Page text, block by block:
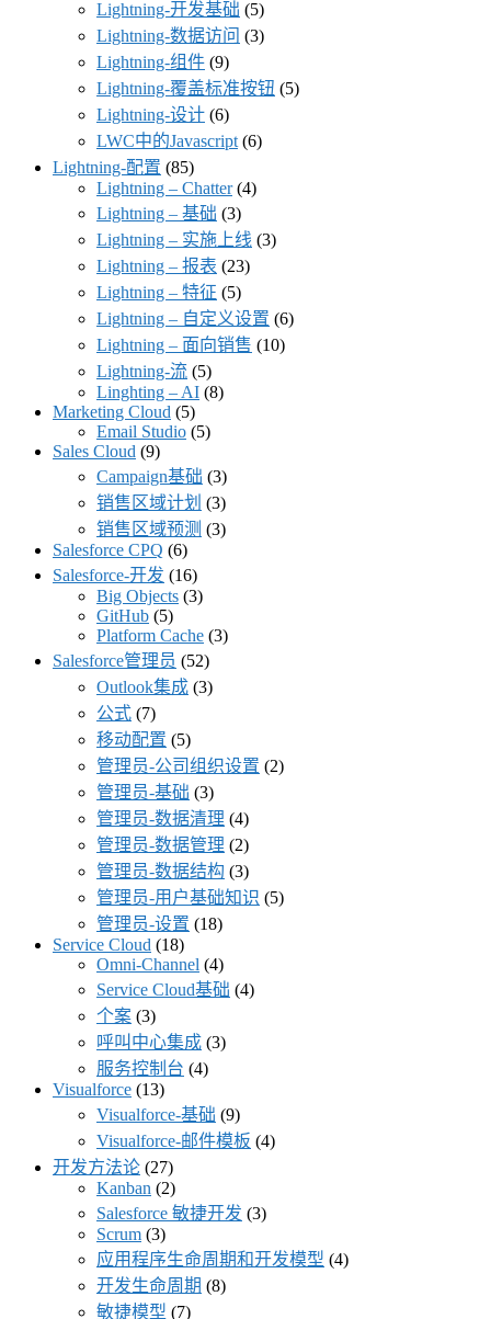
Lightning-开发基础 (5)
Lightning-数据访问 (3)
Lightning-组件 (9)
Lightning-覆盖标准按钮 (5)
Lightning-设计 (6)
LWC中的Javascript (6)
Lightning-配置 (85)
Lightning – Chatter(4)
Lightning – 基础 (3)
Lightning – 实施上线 (3)
Lightning – 报表 (23)
Lightning – 特征 (5)
Lightning – 自定义设置 (6)
Lightning – 面向销售 (10)
Lightning-流 (5)
Linghting – AI (8)
Marketing Cloud (5)
Email Studio (5)
Sales Cloud (9)
Campaign基础 (3)
销售区域计划 (3)
销售区域预测 (3)
Salesforce CPQ (6)
Salesforce-开发 (16)
Big Objects (3)
GitHub (5)
Platform Cache (3)
Salesforce管理员 (52)
Outlook集成 (3)
公式 (7)
移动配置 (5)
管理员-公司组织设置 (2)
管理员-基础 (3)
管理员-数据清理 (4)
管理员-数据管理 (2)
管理员-数据结构 (3)
管理员-用户基础知识 (5)
管理员-设置 (18)
Service Cloud (18)
Omni-Channel (4)
Service Cloud基础 (4)
个案 (3)
呼叫中心集成 (3)
服务控制台 (4)
Visualforce (13)
Visualforce-基础 (9)
Visualforce-邮件模板 (4)
开发方法论 (27)
Kanban (2)
Salesforce 敏捷开发 (3)
Scrum (3)
应用程序生命周期和开发模型 (4)
开发生命周期 (8)
敏捷模型 (7)